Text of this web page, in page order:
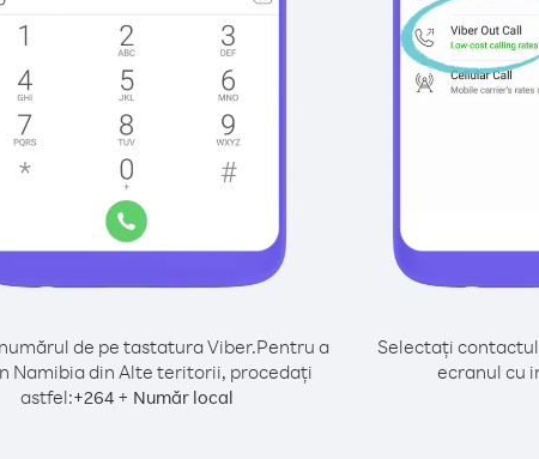
de pe tastatura Viber.Pentru a
Namibia din Alte teritorii, procedați
astfel:+264 + Număr local
Selectați
ecranul cu